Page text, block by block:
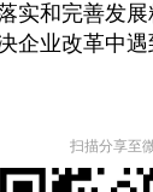
实和完善发展
业改革中
扫描分享至